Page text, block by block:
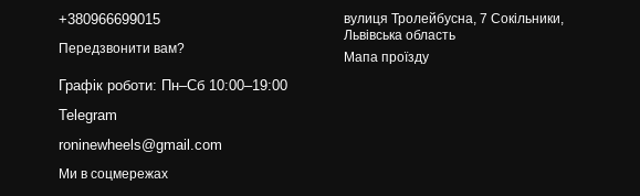
+380966699015
Передзвонити вам?
Графік роботи: Пн–Сб 10:00–19:00
Telegram
roninewheels@gmail.com
вулиця Тролейбусна, 7 Сокільники,
Львівська область
Мапа проїзду
Ми в соцмережах